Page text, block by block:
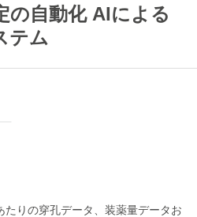
の自動化 AIによる
テム
たりの穿孔データ、装薬量データお